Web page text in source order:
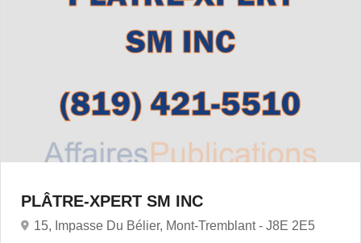
PLÂTRE-XPERT SM INC
15, Impasse Du Bélier, Mont-Tremblant - J8E 2E5